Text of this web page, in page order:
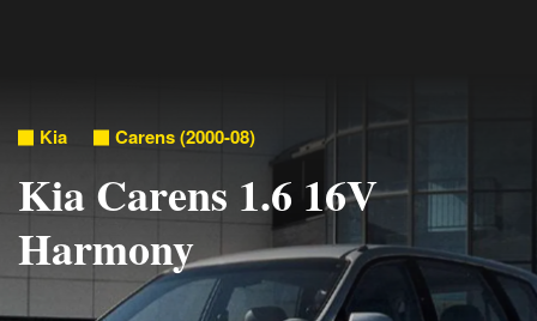
Kia Carens (2000-08)
Kia Carens 1.6 16V
Harmony